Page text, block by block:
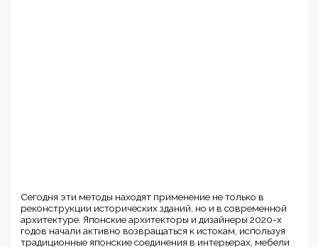
Сегодня эти методы находят применение не только в
реконструкции исторических зданий, но и в современной
архитектуре. Японские архитекторы и дизайнеры 2020-х
годов начали активно возвращаться к истокам, используя
традиционные японские соединения в интерьерах, мебели